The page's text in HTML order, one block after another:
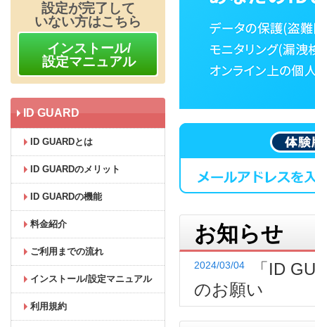
お知らせ
2024/03/04
「ID
のお願い
設定が完了して
いない方はこちら
インストール/
設定マニュアル
ID GUARD
ID GUARDとは
ID GUARDのメリット
ID GUARDの機能
料金紹介
ご利用までの流れ
インストール/設定マニュアル
利用規約